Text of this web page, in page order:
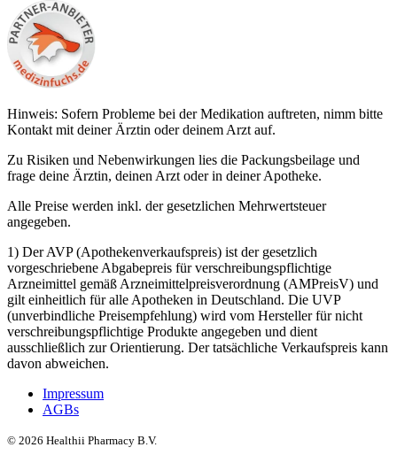
Hinweis: Sofern Probleme bei der Medikation auftreten, nimm bitte
Kontakt mit deiner Ärztin oder deinem Arzt auf.
Zu Risiken und Nebenwirkungen lies die Packungsbeilage und
frage deine Ärztin, deinen Arzt oder in deiner Apotheke.
Alle Preise werden inkl. der gesetzlichen Mehrwertsteuer
angegeben.
1) Der AVP (Apothekenverkaufspreis) ist der gesetzlich
vorgeschriebene Abgabepreis für verschreibungspflichtige
Arzneimittel gemäß Arzneimittelpreisverordnung (AMPreisV) und
gilt einheitlich für alle Apotheken in Deutschland. Die UVP
(unverbindliche Preisempfehlung) wird vom Hersteller für nicht
verschreibungspflichtige Produkte angegeben und dient
ausschließlich zur Orientierung. Der tatsächliche Verkaufspreis kann
davon abweichen.
Impressum
AGBs
© 2026 Healthii Pharmacy B.V.